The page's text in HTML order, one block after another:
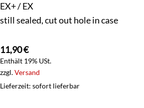
EX+ / EX
still sealed, cut out hole in case
11,90€
Enthält 19% USt.
zzgl.Versand
Lieferzeit: sofort lieferbar